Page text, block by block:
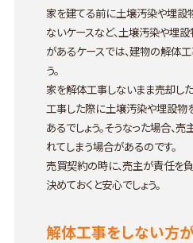
家を建てる前に土壌汚染や埋設
ないケースなど、土壌汚染や埋
があるケースでは、建物の解体
う。
家を解体工事しないまま売却し
工事した際に土壌汚染や埋設物
あるでしょう。そうなった場合、
れてしまう場合があるのです。
売買契約の時に、売主が責任を
決めておくと安心でしょう。
解体工事をしない方